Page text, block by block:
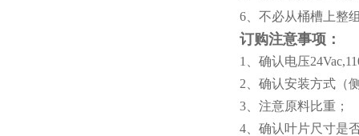
6 、不必从桶槽上整
订购注意事项：
1
、确认电压
2 、确认安装方式（
3 、注意原料比重；
4 、确认叶片尺寸是